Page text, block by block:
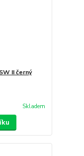
II černý
Skladem